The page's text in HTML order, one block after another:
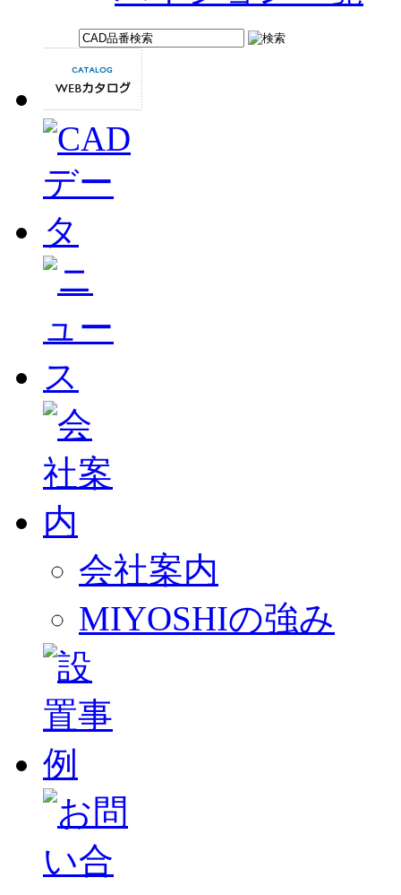
会社案内
MIYOSHIの強み